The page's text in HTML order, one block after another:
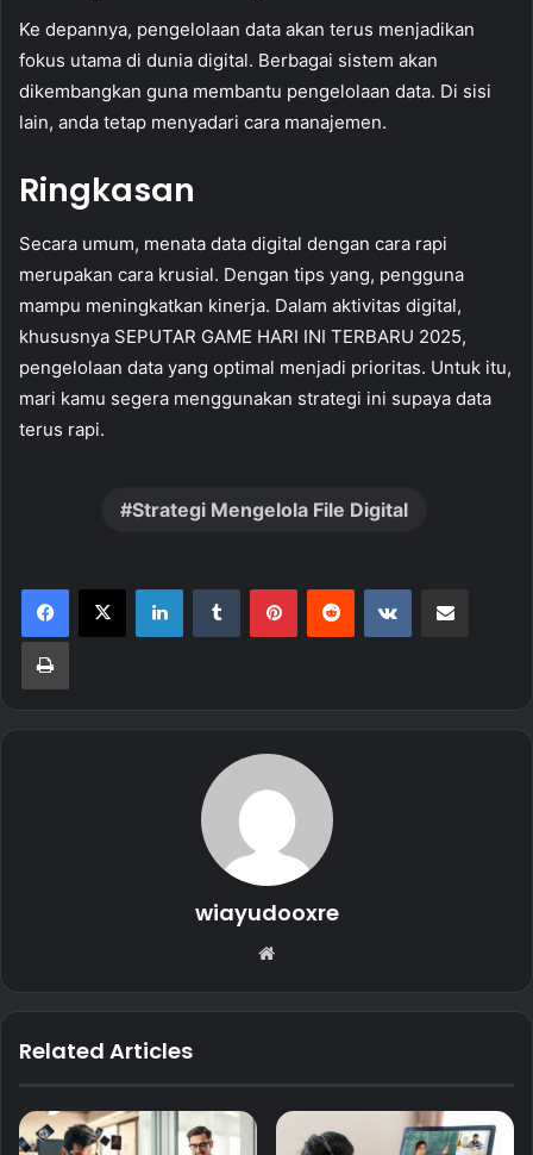
Ke depannya, pengelolaan data akan terus menjadikan
fokus utama di dunia digital. Berbagai sistem akan
dikembangkan guna membantu pengelolaan data. Di sisi
lain, anda tetap menyadari cara manajemen.
Ringkasan
Secara umum, menata data digital dengan cara rapi
merupakan cara krusial. Dengan tips yang, pengguna
mampu meningkatkan kinerja. Dalam aktivitas digital,
khususnya SEPUTAR GAME HARI INI TERBARU 2025,
pengelolaan data yang optimal menjadi prioritas. Untuk itu,
mari kamu segera menggunakan strategi ini supaya data
terus rapi.
Strategi Mengelola File Digital
LinkedInTumblr PinterestReddit VKontakte
Print
wiayudooxre
Related Articles